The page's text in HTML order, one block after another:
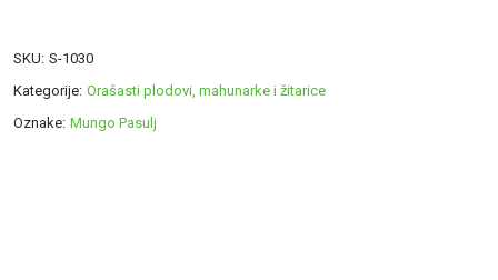
SKU: S-1030
Kategorije: Orašasti plodovi, mahunarke i žitarice
Oznake: Mungo Pasulj